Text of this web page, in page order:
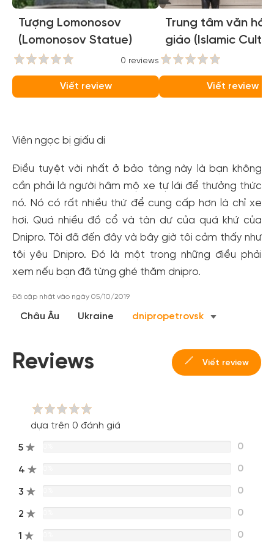
Tượng Lomonosov
(Lomonosov Statue)
0 reviews
Viết review
Trung tâm văn hóa
giáo (Islamic
Center )
Viết review
Viên ngọc bị giấu di
Điều tuyệt vời nhất ở bảo tàng này là bạn không
cần phải là người hâm mộ xe tự lái để thưởng thức
nó. Nó có rất nhiều thứ để cung cấp hơn là chỉ xe
hơi. Quá nhiều đồ cổ và tàn dư của quá khứ của
Dnipro. Tôi đã đến đây và bây giờ tôi cảm thấy như
tôi yêu Dnipro. Đó là một trong những điều phải
xem nếu bạn đã từng ghé thăm dnipro.
Đã cập nhật vào ngày 05/10/2019
Châu Âu Ukraine dnipropetrovsk
Reviews Viết review
dựa trên 0 đánh giá
5 0
4 0
3 0
2 0
1 0
Tạo tài khoản nhanh - nhận nhiều ưu
đãi!
Tạo tài khoản để có thể nhận ngay các ưu đãi